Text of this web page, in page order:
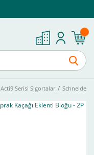
Acti9 Serisi Sigortalar Schneider